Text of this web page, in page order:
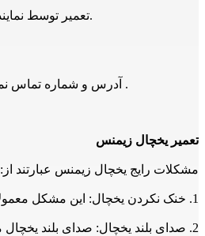
تعمیر توسط نمایندگی زیمنس رفع خطای و لیست خطای تعمیر یخچال ساید بای ساید زیمنس توسط تعمیرکار نمایندگی تعمیر یخچال ساید بای ساید زیمنس در تهران و حومه انجام می شود.
آدرس و شماره تماس نمایندگی زیمنسبرای تعمیر تعمیر یخچال ساید بای ساید زیمنس توسط تعمیرکار نمایندگی تعمیر یخچال ساید بای ساید زیمنس در تهران 021-66609627 و 09129429461 است .
تعمیر یخچال زیمنس
مشکلات رایج یخچال زیمنس عبارتند از:
1. خنک نکردن یخچال: این مشکل معمولاً به دلیل خرابی کمپرسور است. در این صورت، باید کمپرسور را تعمیر یا تعویض کنید.
2. صدای بلند یخچال: صدای بلند یخچال معمولاً به دلیل خرابی فن یا کمپرسور است. در این صورت، باید فن یا کمپرسور را تعمیر یا تعویض کنید.